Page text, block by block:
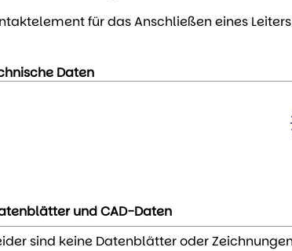
für das Anschließen eines
Daten
und CAD-Daten
sind keine Datenblätter oder